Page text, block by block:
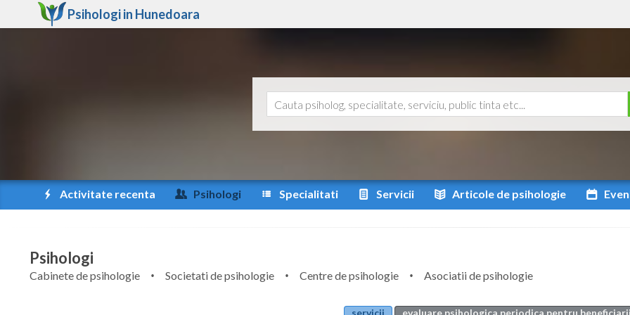
Psihologi in Hunedoara
Activitate recenta Psihologi Specialitati Servicii Articole de psihologie
Psihologi
Cabinete de psihologie Societati de psihologie Centre de psihologie
Asociatii de psihologie
servicii
evaluare psihologica periodica pentru